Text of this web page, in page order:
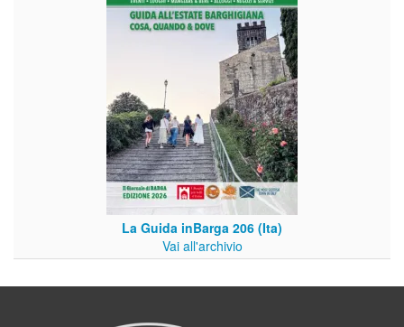
La Guida inBarga 206 (Ita)
Vai all'archivio